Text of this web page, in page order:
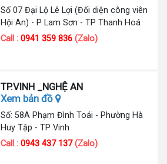
Số 07 Đại Lộ Lê Lợi (Đối diện công viên
Hội An) - P Lam Sơn - TP Thanh Hoá
Call :0941 359 836 (Zalo)
TP.VINH _NGHỆ AN
Xem bản đồ
Số: 58A Phạm Đình Toái - Phường Hà
Huy Tập - TP Vinh
Call :0943 437 137(Zalo)